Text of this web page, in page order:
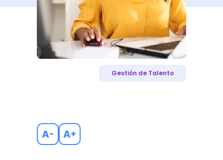
Gestión de Talento
A- A+